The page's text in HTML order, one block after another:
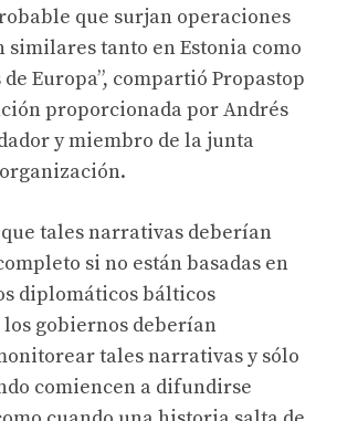
que surjan operaciones
tanto en Estonia como
Europa”, compartió Propastop
proporcionada por Andrés
y miembro de la junta
tales narrativas deberían
si no están basadas en
diplomáticos bálticos
gobiernos deberían
tales narrativas y sólo
comiencen a difundirse